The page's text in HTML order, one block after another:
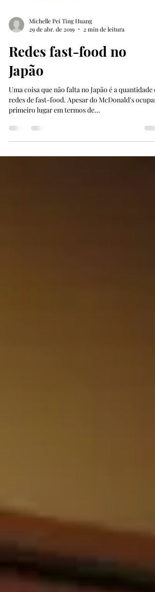
Michelle Pei Ting Huang
29 de abr. de 2019
2 min de leitura
Redes fast-food no
Japão
Uma coisa que não falta no Japão é a quantidade
redes de fast-food. Apesar do McDonald's ocupar o